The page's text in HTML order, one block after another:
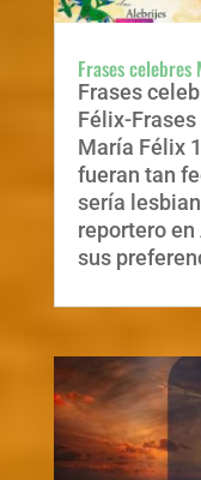
Frases celebres
Frases
Félix-
María Félix
fueran tan
sería
reportero
sus